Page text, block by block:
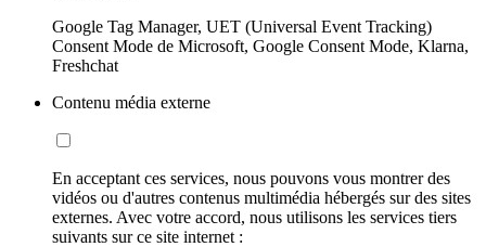
Google Tag Manager, UET (Universal Event Tracking)
Consent Mode de Microsoft, Google Consent Mode, Klarna,
Freshchat
Contenu média externe
En acceptant ces services, nous pouvons vous montrer des
vidéos ou d'autres contenus multimédia hébergés sur des sites
externes. Avec votre accord, nous utilisons les services tiers
suivants sur ce site internet :